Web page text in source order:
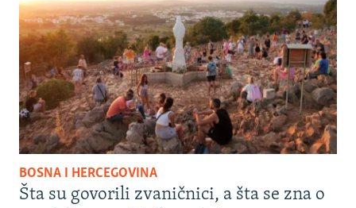
BOSNA I HERCEGOVINA
Šta su govorili zvaničnici, a šta se zna o